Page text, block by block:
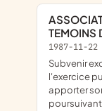
ASSOCIATION LOCALE POUR LE CULTE DES
TEMOINS
1987-11-22
subvenir exclusivement aux frais, à l'entretien et à
l'exercice
apporter